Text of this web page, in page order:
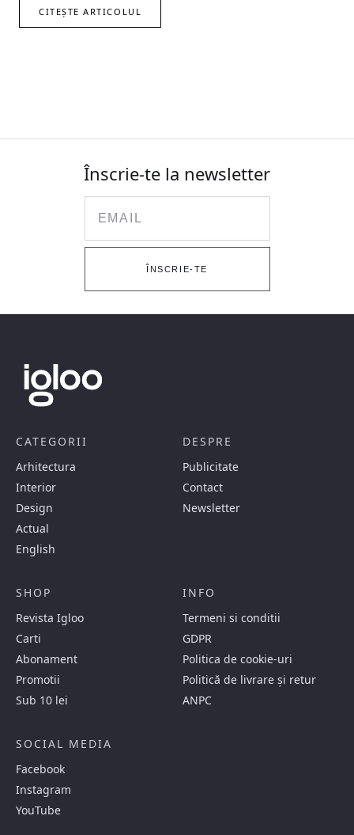
CITEȘTE ARTICOLUL
Înscrie-te la newsletter
ÎNSCRIE-TE
CATEGORII
Arhitectura
Interior
Design
Actual
English
DESPRE
Publicitate
Contact
Newsletter
SHOP
Revista Igloo
Carti
Abonament
Promotii
Sub 10 lei
INFO
Termeni si conditii
GDPR
Politica de cookie-uri
Politică de livrare și retur
ANPC
SOCIAL MEDIA
Facebook
Instagram
YouTube